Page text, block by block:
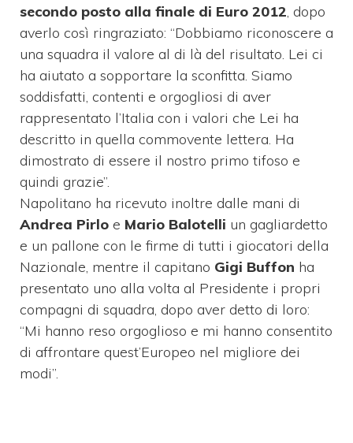
secondo posto alla finale di Euro 2012, dopo
averlo così ringraziato: “Dobbiamo riconoscere a
una squadra il valore al di là del risultato. Lei ci
ha aiutato a sopportare la sconfitta. Siamo
soddisfatti, contenti e orgogliosi di aver
rappresentato l’Italia con i valori che Lei ha
descritto in quella commovente lettera. Ha
dimostrato di essere il nostro primo tifoso e
quindi grazie”.
Napolitano ha ricevuto inoltre dalle mani di
Andrea Pirlo e Mario Balotelli un gagliardetto
e un pallone con le firme di tutti i giocatori della
Nazionale, mentre il capitano Gigi Buffon ha
presentato uno alla volta al Presidente i propri
compagni di squadra, dopo aver detto di loro:
“Mi hanno reso orgoglioso e mi hanno consentito
di affrontare quest’Europeo nel migliore dei
modi”.